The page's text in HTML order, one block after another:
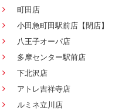
町田店
小田急町田駅前店【閉店】
八王子オーパ店
多摩センター駅前店
下北沢店
アトレ吉祥寺店
ルミネ立川店